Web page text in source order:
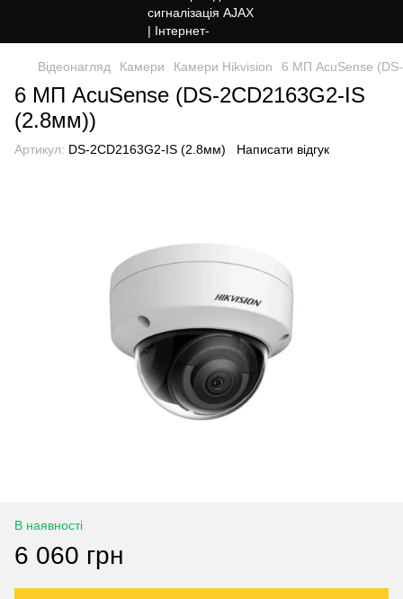
Відеонагляд Камери Камери Hikvision 6 МП AcuSense
6 МП AcuSense (DS-2CD2163G2-IS
(2.8мм))
Артикул: DS-2CD2163G2-IS (2.8мм) Написати відгук
В наявності
6 060 грн